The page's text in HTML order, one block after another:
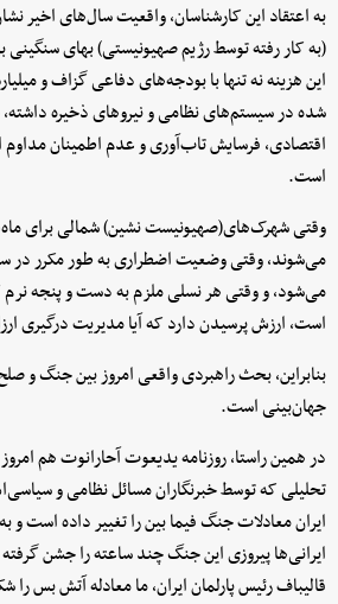
به اعتقاد این کارشناسان، واقعیت سال‌های اخیر
(به کار رفته توسط رژیم صهیونیستی) بهای
این هزینه نه تنها با بودجه‌های دفاعی گزاف و
شده در سیستم‌های نظامی و نیروهای ذخیره
اقتصادی، فرسایش تاب‌آوری و عدم اطمینان مداوم
است.
وقتی شهرک‌های(صهیونیست نشین) شمالی برای
می‌شوند، وقتی وضعیت اضطراری به طور مکرر در
می‌شود، و وقتی هر نسلی ملزم به دست و پنجه
است، ارزش پرسیدن دارد که آیا مدیریت درگیری
بنابراین، بحث راهبردی واقعی امروز بین جنگ و
جهان‌بینی است.
در همین راستا، روزنامه یدیعوت آحارانوت هم
تحلیلی که توسط خبرنگاران مسائل نظامی و
ایران معادلات جنگ فیما بین را تغییر داده است و
ایرانی‌ها پیروزی این جنگ چند ساعته را جشن
قالیباف رئیس پارلمان ایران، ما معادله آتش بس را